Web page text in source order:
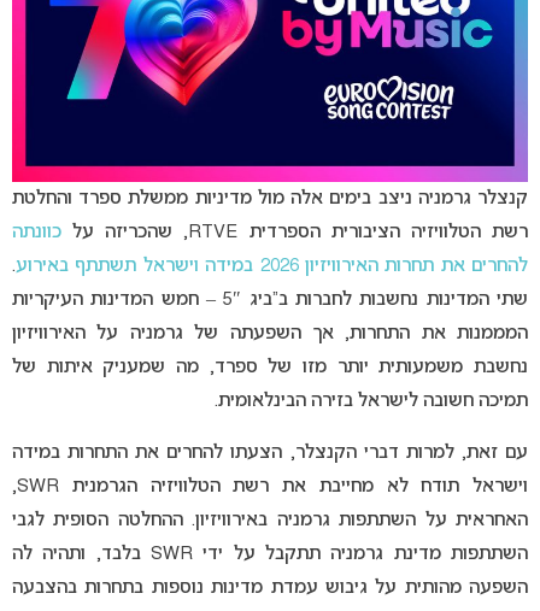
קנצלר גרמניה ניצב בימים אלה מול מדיניות ממשלת ספרד והחלטת
רשת הטלוויזיה הציבורית הספרדית RTVE, שהכריזה על
כוונתה
להחרים את תחרות האירוויזיון 2026 במידה וישראל תשתתף באירוע
.
שתי המדינות נחשבות לחברות ב”ביג 5″ – חמש המדינות העיקריות
המממנות את התחרות, אך השפעתה של גרמניה על האירוויזיון
נחשבת משמעותית יותר מזו של ספרד, מה שמעניק איתות של
תמיכה חשובה לישראל בזירה הבינלאומית.
עם זאת, למרות דברי הקנצלר, הצעתו להחרים את התחרות במידה
וישראל תודח לא מחייבת את רשת הטלוויזיה הגרמנית SWR,
האחראית על השתתפות גרמניה באירוויזיון. ההחלטה הסופית לגבי
השתתפות מדינת גרמניה תתקבל על ידי SWR בלבד, ותהיה לה
השפעה מהותית על גיבוש עמדת מדינות נוספות בתחרות בהצבעה